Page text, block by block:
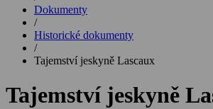
Dokumenty
/
Historické dokumenty
/
Tajemství jeskyně Lascaux
Tajemství jeskyně